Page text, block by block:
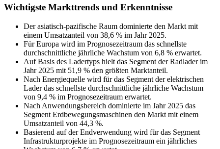
Wichtigste Markttrends und Erkenntnisse
Der asiatisch-pazifische Raum dominierte den Markt mit
einem Umsatzanteil von 38,6 % im Jahr 2025.
Für Europa wird im Prognosezeitraum das schnellste
durchschnittliche jährliche Wachstum von 6,8 % erwartet.
Auf Basis des Ladertyps hielt das Segment der Radlader im
Jahr 2025 mit 51,9 % den größten Marktanteil.
Nach Energiequelle wird für das Segment der elektrischen
Lader das schnellste durchschnittliche jährliche Wachstum
von 9,4 % im Prognosezeitraum erwartet.
Nach Anwendungsbereich dominierte im Jahr 2025 das
Segment Erdbewegungsmaschinen den Markt mit einem
Umsatzanteil von 44,3 %.
Basierend auf der Endverwendung wird für das Segment
Infrastrukturprojekte im Prognosezeitraum ein jährliches